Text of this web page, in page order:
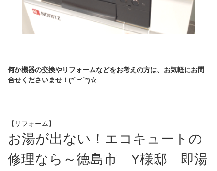
何か機器の交換やリフォームなどをお考えの方は、お気軽にお問
合せくださいませ！(*´︶`*)☆
【リフォーム】
お湯が出ない！エコキュートの
修理なら～徳島市 Y様邸 即湯